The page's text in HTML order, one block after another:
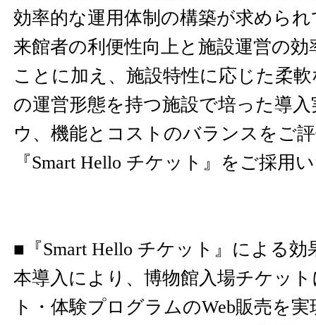
効率的な運用体制の構築が求めら
来館者の利便性向上と施設運営の
ことに加え、施設特性に応じた柔
の運営形態を持つ施設で培った導
ウ、機能とコストのバランスをご
『Smart Hello チケット』をご採用
■『Smart Hello チケット』による効
本導入により、博物館入場チケッ
ト・体験プログラムのWeb販売を